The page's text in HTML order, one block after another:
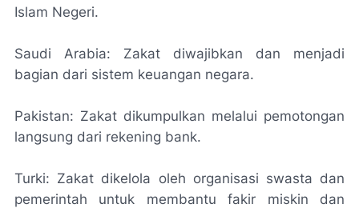
Islam Negeri.
Saudi Arabia: Zakat diwajibkan dan menjadi
bagian dari sistem keuangan negara.
Pakistan: Zakat dikumpulkan melalui pemotongan
langsung dari rekening bank.
Turki: Zakat dikelola oleh organisasi swasta dan
pemerintah untuk membantu fakir miskin dan